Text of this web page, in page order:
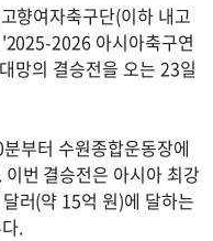
향여자축구단(이하 내고
2026 아시아축구연
망의 결승전을 오는 23일
부터 수원종합운동장에
번 결승전은 아시아 최강
러(약 15억 원)에 달하는
.